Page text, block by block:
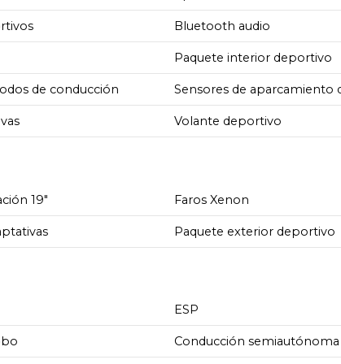
Bluetooth audio
Paquete interior deportivo
de conducción Sensores de aparcamiento
Volante deportivo
19" Faros Xenon
Paquete exterior deportivo
ESP
Conducción semiautónoma